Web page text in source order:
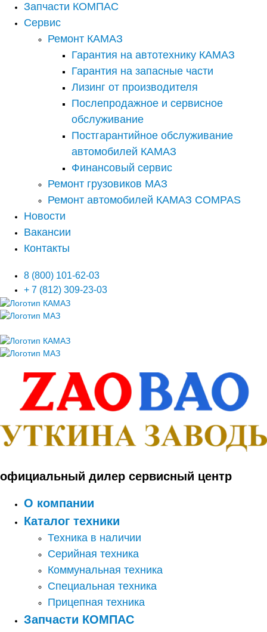
Запчасти КОМПАС
Сервис
Ремонт КАМАЗ
Гарантия на автотехнику КАМАЗ
Гарантия на запасные части
Лизинг от производителя
Послепродажное и сервисное
обслуживание
Постгарантийное обслуживание
автомобилей КАМАЗ
Финансовый сервис
Ремонт грузовиков МАЗ
Ремонт автомобилей КАМАЗ COMPAS
Новости
Вакансии
Контакты
8 (800) 101-62-03
+ 7 (812) 309-23-03
официальный дилер сервисный центр
О компании
Каталог техники
Техника в наличии
Серийная техника
Коммунальная техника
Специальная техника
Прицепная техника
Запчасти КОМПАС